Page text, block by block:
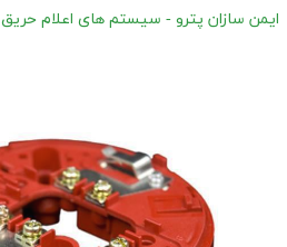
ایمن سازان پترو - سیستم های اعلام حریق